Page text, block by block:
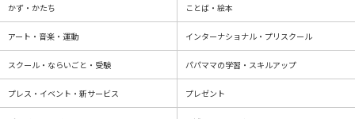
かず・かたち ことば・絵本
アート・音楽・運動 インターナショナル・プリスクール
スクール・ならいごと・受験 パパママの学習・スキルアップ
プレス・イベント・新サービス プレゼント